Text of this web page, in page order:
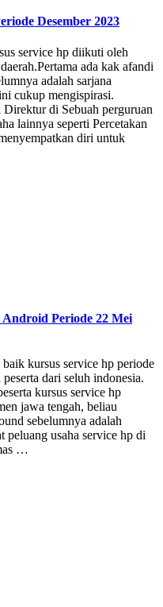
Desember 2023
service hp diikuti oleh
ada kak afandi
adalah sarjana
cukup mengispirasi.
di Sebuah perguruan
lainnya seperti Percetakan
diri untuk
Android Periode 22 Mei
kursus service hp periode
dari seluh indonesia.
kursus service hp
jawa tengah, beliau
sebelumnya adalah
peluang usaha service hp di
…